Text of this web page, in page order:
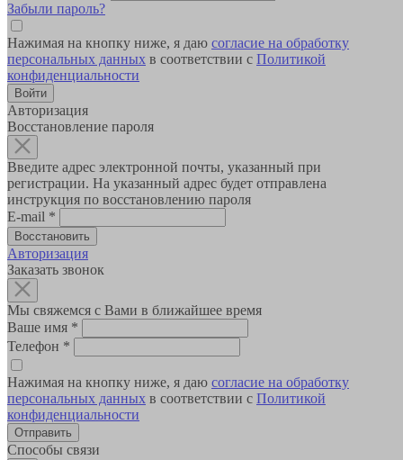
Забыли пароль?
Нажимая на кнопку ниже, я даю согласие на обработку
персональных данных в соответствии с Политикой
конфиденциальности
Авторизация
Восстановление пароля
Введите адрес электронной почты, указанный при
регистрации. На указанный адрес будет отправлена
инструкция по восстановлению пароля
E-mail *
Авторизация
Заказать звонок
Мы свяжемся с Вами в ближайшее время
Ваше имя *
Телефон *
Нажимая на кнопку ниже, я даю согласие на обработку
персональных данных в соответствии с Политикой
конфиденциальности
Способы связи